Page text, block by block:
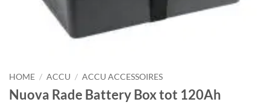
HOME / ACCU / ACCU ACCESSOIRES
Nuova Rade Battery Box tot 120Ah